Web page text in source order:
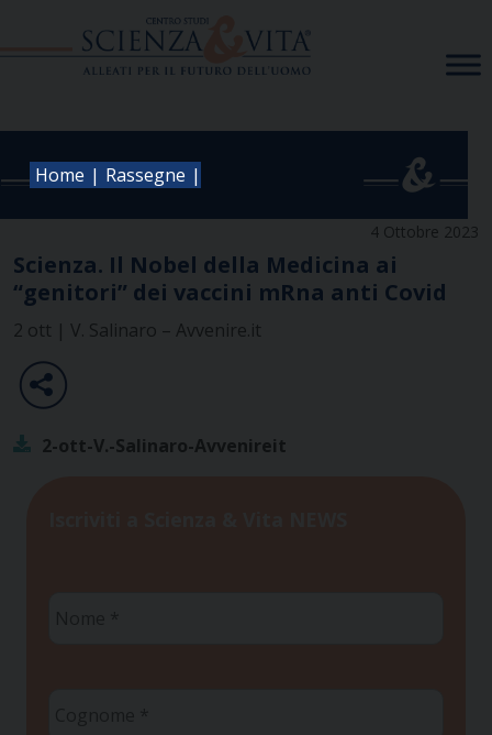
Home | Rassegne |
4 Ottobre 2023
Scienza. Il Nobel della Medicina ai
“genitori” dei vaccini mRna anti Covid
2 ott | V. Salinaro – Avvenire.it
2-ott-V.-Salinaro-Avvenireit